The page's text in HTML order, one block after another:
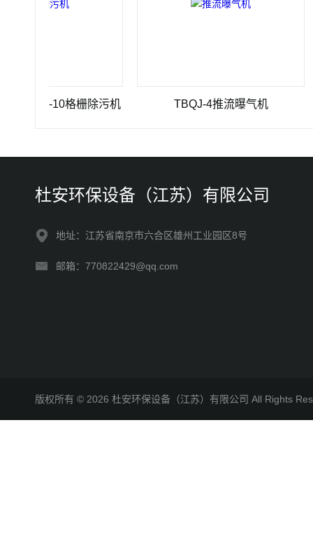
10格栅除污机 TBQJ-4推流曝气机
杜安环保设备（江苏）有限公司
地址：江苏省南京市六合区雄州工业园区8号
邮箱：770822429@qq.com
版权所有 © 2026 杜安环保设备（江苏）有限公司 All Rights